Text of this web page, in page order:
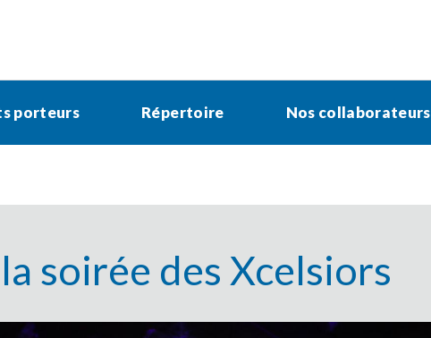
porteurs Répertoire Nos collaborateurs
soirée des Xcelsiors